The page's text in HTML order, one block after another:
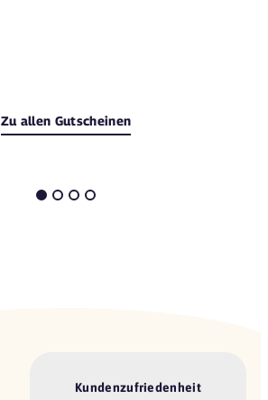
Zu allen Gutscheinen
Kundenzufriedenheit